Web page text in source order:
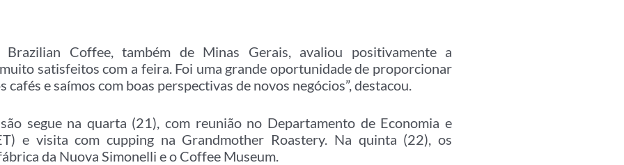
Brazilian Coffee, também de Minas Gerais, avaliou positivamente a
satisfeitos com a feira. Foi uma grande oportunidade de proporcionar
cafés e saímos com boas perspectivas de novos negócios”, destacou.
segue na quarta (21), com reunião no Departamento de Economia e
e visita com cupping na Grandmother Roastery. Na quinta (22), os
da Nuova Simonelli e o Coffee Museum.